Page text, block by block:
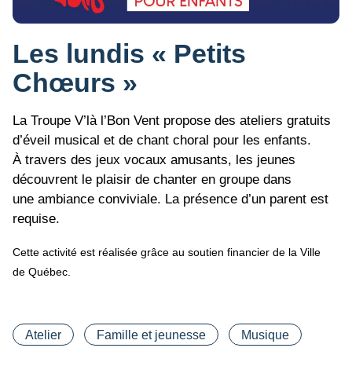
Les lundis « Petits
Chœurs »
La Troupe V’là l’Bon Vent propose des ateliers gratuits
d’éveil musical et de chant choral pour les enfants.
À travers des jeux vocaux amusants, les jeunes
découvrent le plaisir de chanter en groupe dans
une ambiance conviviale. La présence d’un parent est
requise.
Cette activité est réalisée grâce au soutien financier de la Ville
de Québec.
Catégorie(s)
Atelier Famille et jeunesse Musique